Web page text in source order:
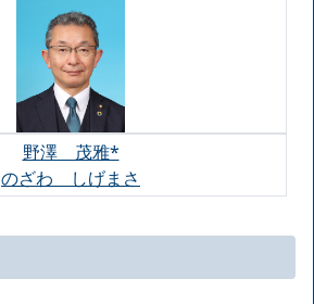
野澤 茂雅*
のざわ しげまさ